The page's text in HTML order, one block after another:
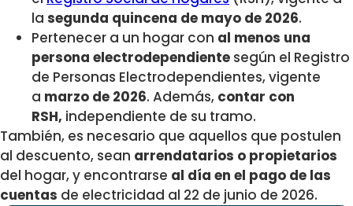
la segunda quincena de mayo de 2026.
Pertenecer a un hogar con al menos una
persona electrodependiente según el Registro
de Personas Electrodependientes, vigente
a marzo de 2026. Además, contar con
RSH, independiente de su tramo.
También, es necesario que aquellos que postulen
al descuento, sean arrendatarios o propietarios
del hogar, y encontrarse al día en el pago de las
cuentas de electricidad al 22 de junio de 2026.